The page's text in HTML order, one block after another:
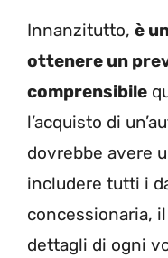
Innanzitutto, è
ottenere un
comprensibile
l’acquisto di
dovrebbe avere
includere tutti i
concessionaria,
dettagli di ogni